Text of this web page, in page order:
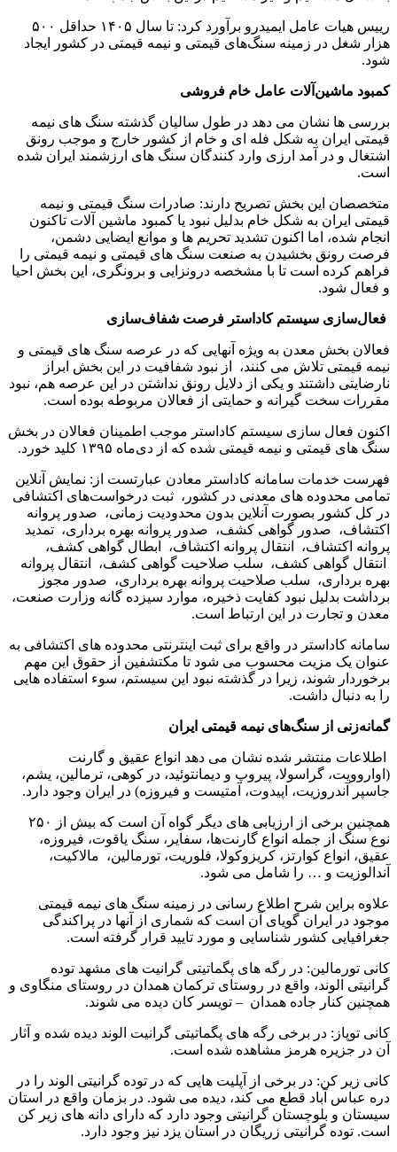
رییس هیات عامل ایمیدرو برآورد کرد: تا سال ۱۴۰۵ حداقل ۵۰۰
هزار شغل در زمینه سنگ‌های قیمتی و نیمه قیمتی در کشور ایجاد
شود.
کمبود ماشین‌آلات عامل خام فروشی
بررسی ها نشان می دهد در طول سالیان گذشته سنگ های نیمه
قیمتی ایران به شکل فله ای و خام از کشور خارج و موجب رونق
اشتغال و در آمد ارزی وارد کنندگان سنگ های ارزشمند ایران شده
است.
متخصصان این بخش تصریح دارند: صادرات سنگ قیمتی و نیمه
قیمتی ایران به شکل خام بدلیل نبود یا کمبود ماشین آلات تاکنون
انجام شده، اما اکنون تشدید تحریم ها و موانع ایضایی دشمن،
فرصت رونق بخشیدن به صنعت سنگ های قیمتی و نیمه قیمتی را
فراهم کرده است تا با مشخصه درونزایی و برونگری، این بخش احیا
و فعال شود.
فعال‌سازی سیستم کاداستر فرصت شفاف‌سازی
فعالان بخش معدن به ویژه آنهایی که در عرصه سنگ های قیمتی و
نیمه قیمتی تلاش می کنند، از نبود شفافیت در این بخش ابراز
نارضایتی داشتند و یکی از دلایل رونق نداشتن در این عرصه هم، نبود
مقررات سخت گیرانه و حمایتی از فعالان مربوطه بوده است.
اکنون فعال سازی سیستم کاداستر موجب اطمینان فعالان در بخش
سنگ های قیمتی و نیمه قیمتی شده که از دی‌ماه ۱۳۹۵ کلید خورد.
فهرست خدمات سامانه کاداستر معادن عبارتست از: نمایش آنلاین
تمامی محدوده های معدنی در کشور، ثبت درخواست‌های اکتشافی
در کل کشور بصورت آنلاین بدون محدودیت زمانی، صدور پروانه
اکتشاف، صدور گواهی کشف، صدور پروانه بهره برداری، تمدید
پروانه اکتشاف، انتقال پروانه اکتشاف، ابطال گواهی کشف،
انتقال گواهی کشف، سلب صلاحیت گواهی کشف، انتقال پروانه
بهره برداری، سلب صلاحیت پروانه بهره برداری، صدور مجوز
برداشت بدلیل نبود کفایت ذخیره، موارد سیزده گانه وزارت صنعت،
معدن و تجارت در این ارتباط است.
سامانه کاداستر در واقع برای ثبت اینترنتی محدوده های اکتشافی به
عنوان یک مزیت محسوب می شود تا مکتشفین از حقوق این مهم
برخوردار شوند، زیرا در گذشته نبود این سیستم، سوء استفاده هایی
را به دنبال داشت.
گمانه‌زنی از سنگ‌های نیمه قیمتی ایران
اطلاعات منتشر شده نشان می دهد انواع عقیق و گارنت
(اواروویت، گراسولا، پیروپ و دیمانتوئید، در کوهی، ترمالین، یشم،
جاسپر آندروزیت، اپیدوت، آمتیست و فیروزه) در ایران وجود دارد.
همچنین برخی از ارزیابی های دیگر گواه آن است که بیش از ۲۵۰
نوع سنگ از جمله انواع گارنت‌ها، سفایر، سنگ یاقوت، فیروزه،
عقیق، انواع کوارتز، کریزوکولا، فلوریت، تورمالین، مالاکیت،
آندالوزیت و … را شامل می شود.
علاوه براین شرح اطلاع رسانی در زمینه سنگ های نیمه قیمتی
موجود در ایران گویای آن است که شماری از آنها در پراکندگی
جغرافیایی کشور شناسایی و مورد تایید قرار گرفته است.
کانی تورمالین: در رگه های پگماتیتی گرانیت های مشهد توده
گرانیتی الوند، واقع در روستای ترکمان همدان در روستای منگاوی و
همچنین کنار جاده همدان – تویسر کان دیده می شوند.
کانی توپاز: در برخی رگه های پگماتیتی گرانیت الوند دیده شده و آثار
آن در جزیره هرمز مشاهده شده است.
کانی زیر کن: در برخی از آپلیت هایی که در توده گرانیتی الوند را در
دره عباس آباد قطع می کند، دیده می شود. در بزمان واقع در استان
سیستان و بلوچستان گرانیتی وجود دارد که دارای دانه های زیر کن
است. توده گرانیتی زریگان در استان یزد نیز وجود دارد.